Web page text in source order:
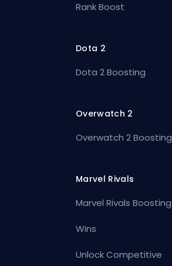
Rank Boost
Dota 2
Dota 2 Boosting
Overwatch 2
Overwatch 2 Boosting
Marvel Rivals
Marvel Rivals Boosting
Wins
Unlock Competitive